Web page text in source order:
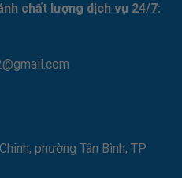
chất lượng dịch vụ 24/7:
phường Tân Bình, TP